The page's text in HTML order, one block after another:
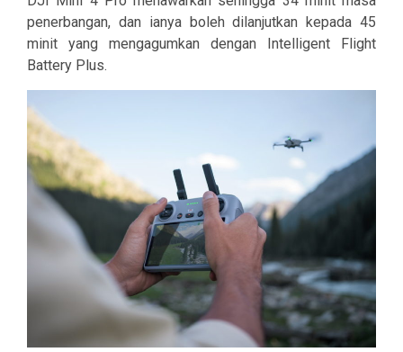
penerbangan, dan ianya boleh dilanjutkan kepada 45
minit yang mengagumkan dengan Intelligent Flight
Battery Plus.